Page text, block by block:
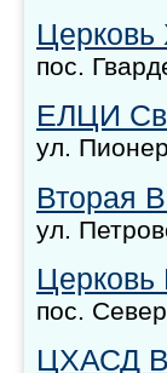
пос.
ЕЛЦИ
ул.
Вторая
ул.
пос.
ЦХАСД